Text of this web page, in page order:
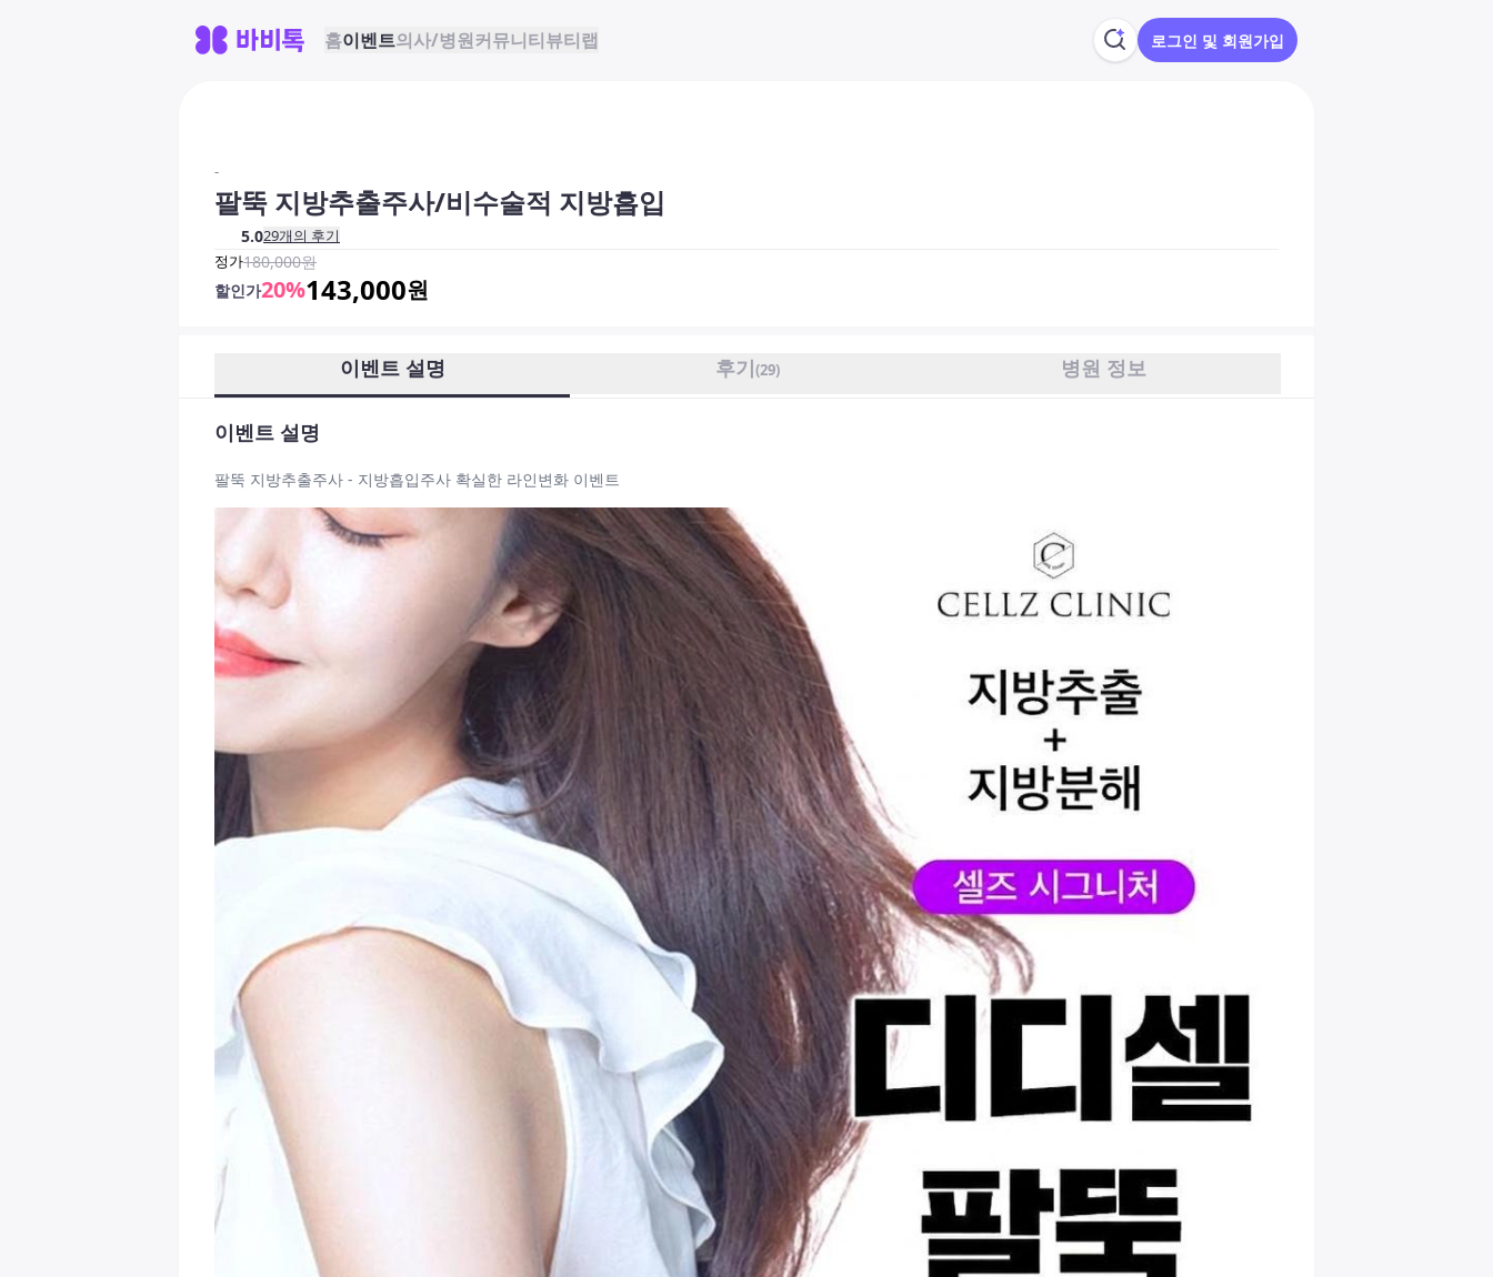
홈이벤트의사/병원커뮤니티뷰티랩 로그인 및 회원가입
-
팔뚝 지방추출주사/비수술적 지방흡입
5.029개의 후기
정가180,000원
할인가20%143,000원
이벤트 설명 후기(29) 병원 정보
이벤트 설명
팔뚝 지방추출주사 - 지방흡입주사 확실한 라인변화 이벤트